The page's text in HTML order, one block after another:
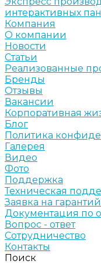
интерактивных
Компания
О компании
Новости
Статьи
Реализованные
Бренды
Отзывы
Вакансии
Корпоративная
Блог
Политика
Галерея
Видео
Фото
Поддержка
Техническая
Заявка на
Документация по
Вопрос - ответ
Сотрудничество
Контакты
Поиск